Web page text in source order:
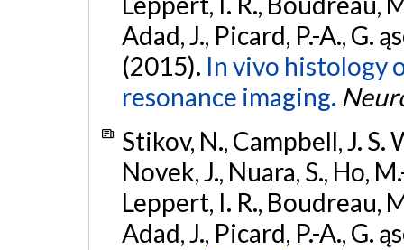
Adad, J., Picard, P.-A., G.
(2015). In vivo histology
resonance imaging.
Stikov, N., Campbell, J. S.
Novek, J., Nuara, S., Ho,
Leppert, I. R., Boudreau,
Adad, J., Picard, P.-A., G.